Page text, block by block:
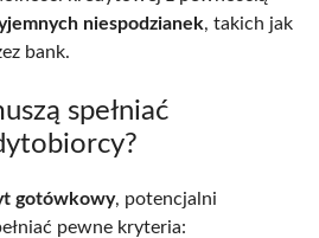
niespodzianek, takich jak
bank.
spełniać
gotówkowy, potencjalni
pewne kryteria: